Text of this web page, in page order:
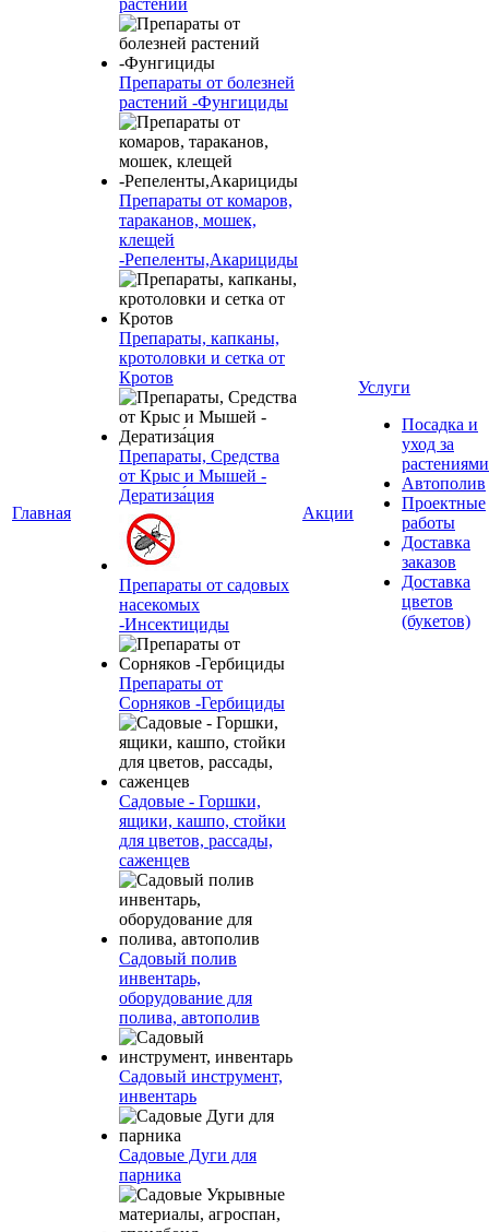
Главная
растений
Препараты от болезней
растений -Фунгициды
Препараты от комаров,
тараканов, мошек,
клещей
-Репеленты,Акарициды
Препараты, капканы,
кротоловки и сетка от
Кротов
Препараты, Средства
от Крыс и Мышей -
Дератиза́ция
Препараты от садовых
насекомых
-Инсектициды
Препараты от
Сорняков -Гербициды
Садовые - Горшки,
ящики, кашпо, стойки
для цветов, рассады,
саженцев
Садовый полив
инвентарь,
оборудование для
полива, автополив
Садовый инструмент,
инвентарь
Садовые Дуги для
парника
Акции
Услуги
Посадка и
уход за
растениями
Автополив
Проектные
работы
Доставка
заказов
Доставка
цветов
(букетов)